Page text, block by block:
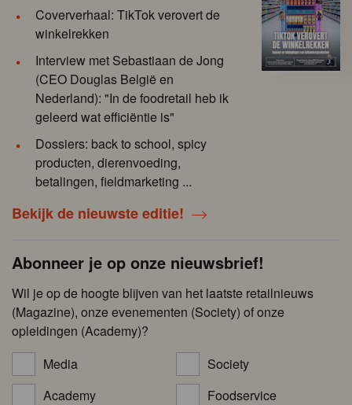
Coververhaal: TikTok verovert de
winkelrekken
Interview met Sebastiaan de Jong
(CEO Douglas België en
Nederland): "In de foodretail heb ik
geleerd wat efficiëntie is"
Dossiers: back to school, spicy
producten, dierenvoeding,
betalingen, fieldmarketing ...
Bekijk de nieuwste editie!
Abonneer je op onze nieuwsbrief!
Wil je op de hoogte blijven van het laatste retailnieuws
(Magazine), onze evenementen (Society) of onze
opleidingen (Academy)?
Media
Society
Academy
Foodservice